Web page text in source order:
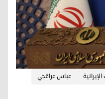
عباس عراقجي